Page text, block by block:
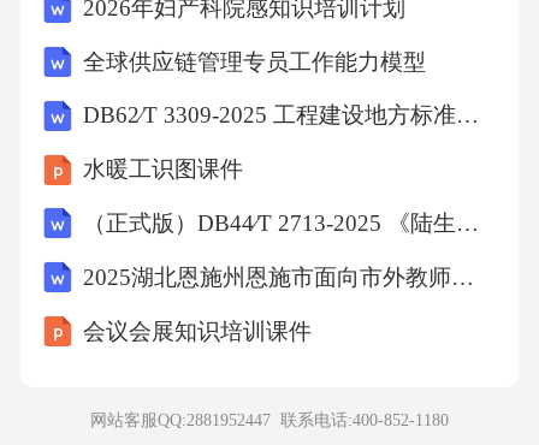
料，故A错误；
B、石英玻璃主要成分为二氧化硅（SiO2）,属
C、聚酰胺合成纤维（如尼龙）属于有机高分子
合成材料•，非金属材料，故C错误：
D、铝锂合金是铝（金属）与锂（金属）熔合而
重要类别），
2026年妇产科院感知识培训计划
全球供应链管理专员工作能力模型
DB62∕T 3309-2025 工程建设地方标准编制标准
水暖工识图课件
（正式版）DB44∕T 2713-2025 《陆生野生动物样品采集和保存技术规范》
2025湖北恩施州恩施市面向市外教师选调60人笔试备考试题及答案解析
会议会展知识培训课件
网站客服QQ:2881952447 联系电话:400-852-1180